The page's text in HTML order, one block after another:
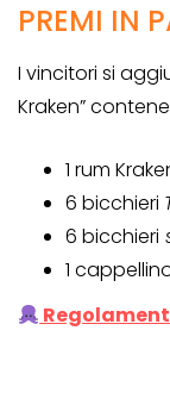
PREMI IN
I vincitori si
Kraken”
1 rum
6 bicchieri
6 bicchieri
1